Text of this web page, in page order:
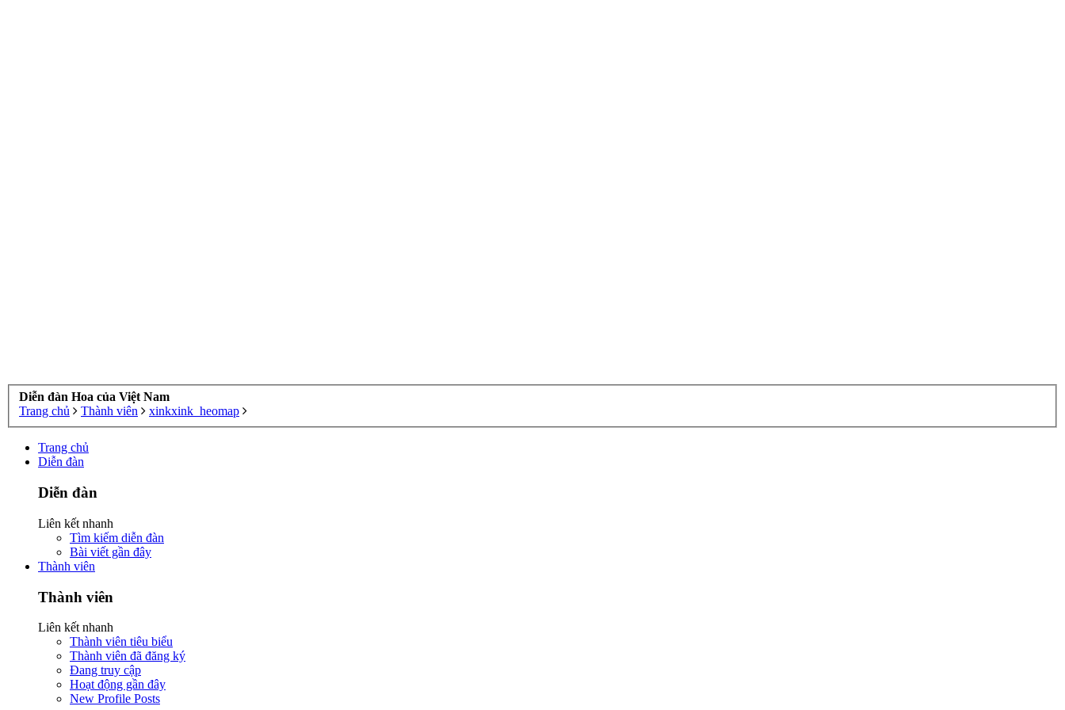
Diễn đàn Hoa của Việt Nam
Trang chủ
Thành viên xinkxink_heomap
Trang chủ
Diễn đàn
Diễn đàn
Liên kết nhanh
Tìm kiếm diễn đàn
Bài viết gần đây
Thành viên
Thành viên
Liên kết nhanh
Thành viên tiêu biểu
Thành viên đã đăng ký
Đang truy cập
Hoạt động gần đây
New Profile Posts